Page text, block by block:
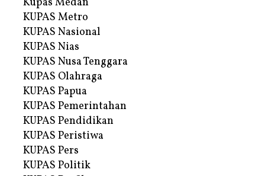
KUPAS Metro
KUPAS Nasional
KUPAS Nias
KUPAS Nusa Tenggara
KUPAS Olahraga
KUPAS Papua
KUPAS Pemerintahan
KUPAS Pendidikan
KUPAS Peristiwa
KUPAS Pers
KUPAS Politik